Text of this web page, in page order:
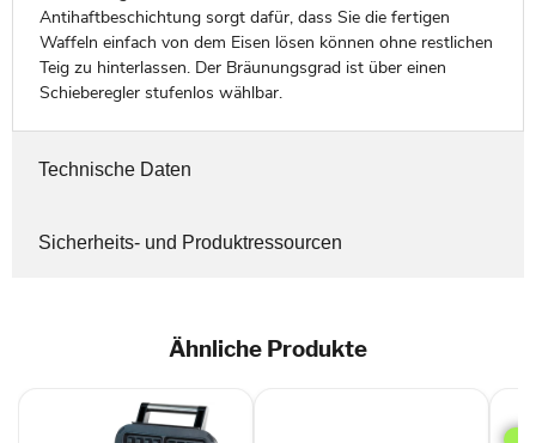
Antihaftbeschichtung sorgt dafür, dass Sie die fertigen
Waffeln einfach von dem Eisen lösen können ohne restlichen
Teig zu hinterlassen. Der Bräunungsgrad ist über einen
Schieberegler stufenlos wählbar.
Technische Daten
Sicherheits- und Produktressourcen
Ähnliche Produkte